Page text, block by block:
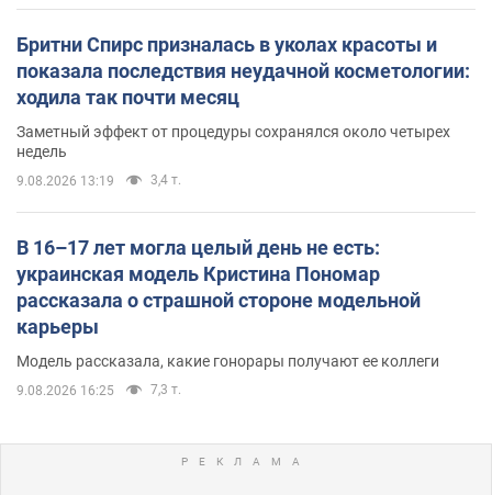
Бритни Спирс призналась в уколах красоты и
показала последствия неудачной косметологии:
ходила так почти месяц
Заметный эффект от процедуры сохранялся около четырех
недель
9.08.2026 13:19 3,4 т.
В 16–17 лет могла целый день не есть:
украинская модель Кристина Пономар
рассказала о страшной стороне модельной
карьеры
Модель рассказала, какие гонорары получают ее коллеги
9.08.2026 16:25 7,3 т.